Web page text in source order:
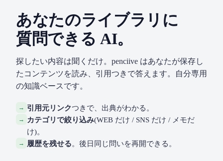
あなたのライブラリに
質問できる AI。
探したい内容は聞くだけ。penciive はあなたが保存し
たコンテンツを読み、引用つきで答えます。自分専用
の知識ベースです。
→ 引用元リンクつきで、出典がわかる。
→ カテゴリで絞り込み(WEB だけ / SNS だけ / メモだ
け)。
→ 履歴を残せる。後日同じ問いを再開できる。